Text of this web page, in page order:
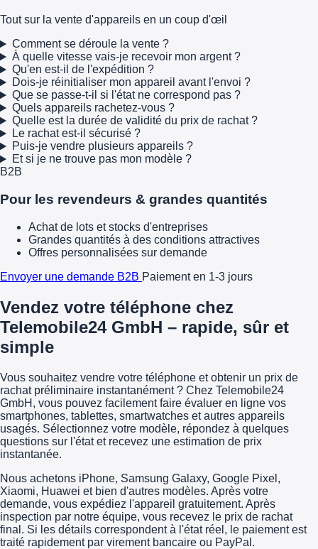
Tout sur la vente d'appareils en un coup d'œil
Comment se déroule la vente ?
À quelle vitesse vais-je recevoir mon argent ?
Qu'en est-il de l'expédition ?
Dois-je réinitialiser mon appareil avant l'envoi ?
Que se passe-t-il si l'état ne correspond pas ?
Quels appareils rachetez-vous ?
Quelle est la durée de validité du prix de rachat ?
Le rachat est-il sécurisé ?
Puis-je vendre plusieurs appareils ?
Et si je ne trouve pas mon modèle ?
B2B
Pour les revendeurs & grandes quantités
Achat de lots et stocks d'entreprises
Grandes quantités à des conditions attractives
Offres personnalisées sur demande
Envoyer une demande B2B Paiement en 1-3 jours
Vendez votre téléphone chez
Telemobile24 GmbH – rapide, sûr et
simple
Vous souhaitez vendre votre téléphone et obtenir un prix de
rachat préliminaire instantanément ? Chez Telemobile24
GmbH, vous pouvez facilement faire évaluer en ligne vos
smartphones, tablettes, smartwatches et autres appareils
usagés. Sélectionnez votre modèle, répondez à quelques
questions sur l'état et recevez une estimation de prix
instantanée.
Nous achetons iPhone, Samsung Galaxy, Google Pixel,
Xiaomi, Huawei et bien d'autres modèles. Après votre
demande, vous expédiez l'appareil gratuitement. Après
inspection par notre équipe, vous recevez le prix de rachat
final. Si les détails correspondent à l'état réel, le paiement est
traité rapidement par virement bancaire ou PayPal.